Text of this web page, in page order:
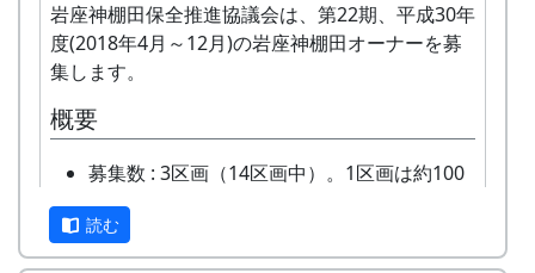
10基のパラソルを設置。棚田の風景に似合います
ねえ。
岩座神棚田保全推進協議会は、第22期、平成30年
度(2018年4月～12月)の岩座神棚田オーナーを募
集します。
概要
募集数 : 3区画（14区画中）。1区画は約100
平方メートルです。
応募資格 : まじめに農業に取り組み、自然と
ふれあう勇気をお持ちで、地域になじめるか
読む